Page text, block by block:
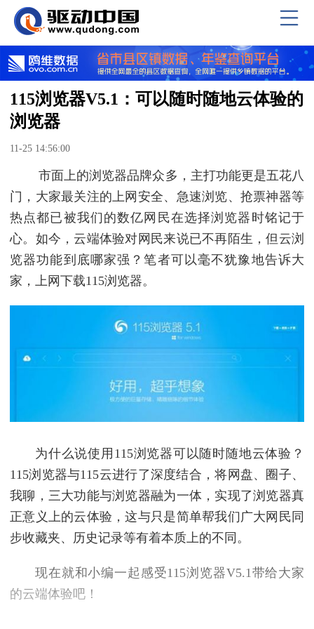
115浏览器V5.1：可以随时随地云体验的
浏览器
11-25 14:56:00
市面上的浏览器品牌众多，主打功能更是五花八
门，大家最关注的上网安全、急速浏览、抢票神器等
热点都已被我们的数亿网民在选择浏览器时铭记于
心。如今，云端体验对网民来说已不再陌生，但云浏
览器功能到底哪家强？笔者可以毫不犹豫地告诉大
家，上网下载115浏览器。
为什么说使用115浏览器可以随时随地云体验？
115浏览器与115云进行了深度结合，将网盘、圈子、
我聊，三大功能与浏览器融为一体，实现了浏览器真
正意义上的云体验，这与只是简单帮我们广大网民同
步收藏夹、历史记录等有着本质上的不同。
现在就和小编一起感受115浏览器V5.1带给大家
的云端体验吧！